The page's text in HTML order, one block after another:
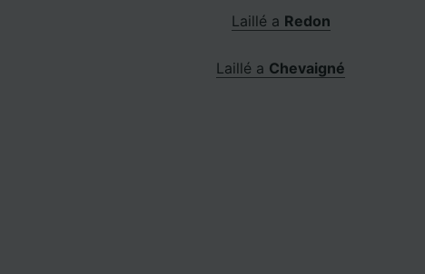
Laillé a Redon
Laillé a Chevaigné